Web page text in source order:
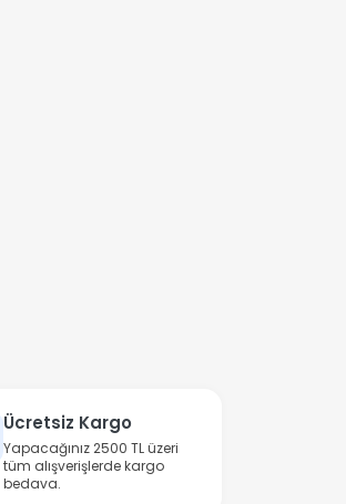
Ücretsiz Kargo
Yapacağınız 2500 TL üzeri
tüm alışverişlerde kargo
bedava.